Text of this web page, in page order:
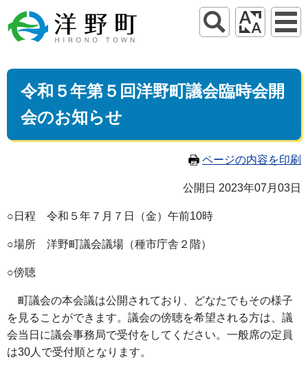
令和５年第５回洋野町議会臨時会開
会のお知らせ
ページの内容を印刷
公開日 2023年07月03日
○日程 令和５年７月７日（金）午前10時
○場所 洋野町議会議場（種市庁舎２階）
○傍聴
町議会の本会議は公開されており、どなたでもその様子
を見ることができます。議会の傍聴を希望される方は、議
会当日に議会事務局で受付をしてください。一般席の定員
は30人で受付順となります。